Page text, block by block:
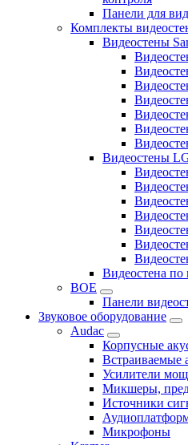
Панели для
Комплекты
Видеостены
Видеостены
Видеостена по
BOE
Панели
Звуковое оборудование
Audac
Корпусные
Встраиваемые
Усилители
Микшеры,
Источники
Микрофоны